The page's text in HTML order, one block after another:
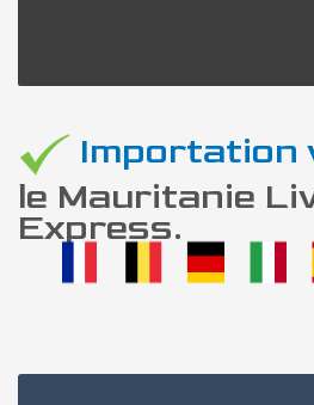
Importation
le Mauritanie
Express.